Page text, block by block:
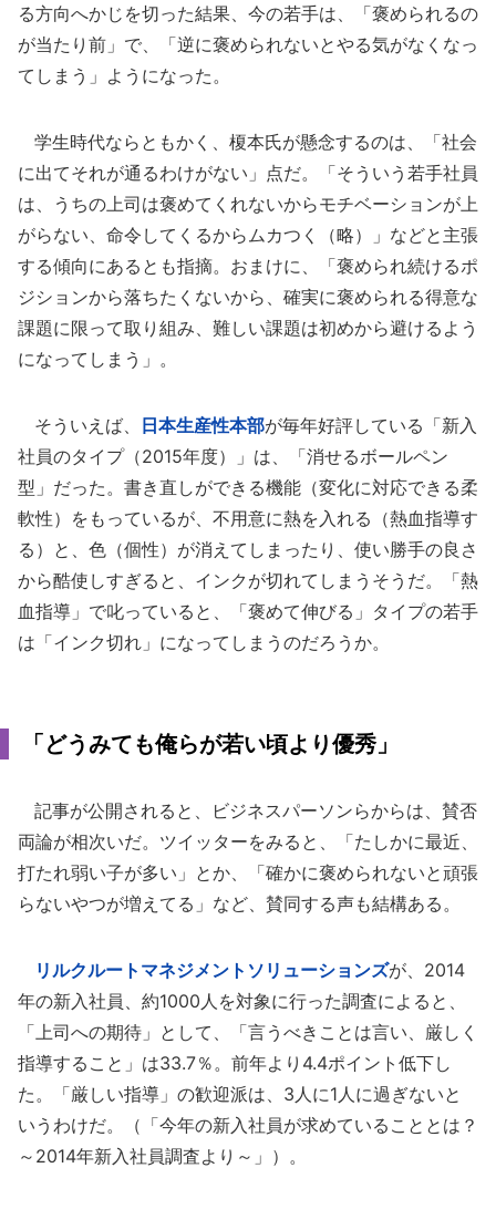
る方向へかじを切った結果、今の若手は、「褒められるの
が当たり前」で、「逆に褒められないとやる気がなくなっ
てしまう」ようになった。
学生時代ならともかく、榎本氏が懸念するのは、「社会
に出てそれが通るわけがない」点だ。「そういう若手社員
は、うちの上司は褒めてくれないからモチベーションが上
がらない、命令してくるからムカつく（略）」などと主張
する傾向にあるとも指摘。おまけに、「褒められ続けるポ
ジションから落ちたくないから、確実に褒められる得意な
課題に限って取り組み、難しい課題は初めから避けるよう
になってしまう」。
そういえば、 日本生産性本部が毎年好評している「新入
社員のタイプ（2015年度）」は、「消せるボールペン
型」だった。書き直しができる機能（変化に対応できる柔
軟性）をもっているが、不用意に熱を入れる（熱血指導す
る）と、色（個性）が消えてしまったり、使い勝手の良さ
から酷使しすぎると、インクが切れてしまうそうだ。「熱
血指導」で叱っていると、「褒めて伸びる」タイプの若手
は「インク切れ」になってしまうのだろうか。
「どうみても俺らが若い頃より優秀」
記事が公開されると、ビジネスパーソンらからは、賛否
両論が相次いだ。ツイッターをみると、「たしかに最近、
打たれ弱い子が多い」とか、「確かに褒められないと頑張
らないやつが増えてる」など、賛同する声も結構ある。
リルクルートマネジメントソリューションズが、2014
年の新入社員、約1000人を対象に行った調査によると、
「上司への期待」として、「言うべきことは言い、厳しく
指導すること」は33.7％。前年より4.4ポイント低下し
た。「厳しい指導」の歓迎派は、3人に1人に過ぎないと
いうわけだ。（「今年の新入社員が求めていることとは？
～2014年新入社員調査より～」）。